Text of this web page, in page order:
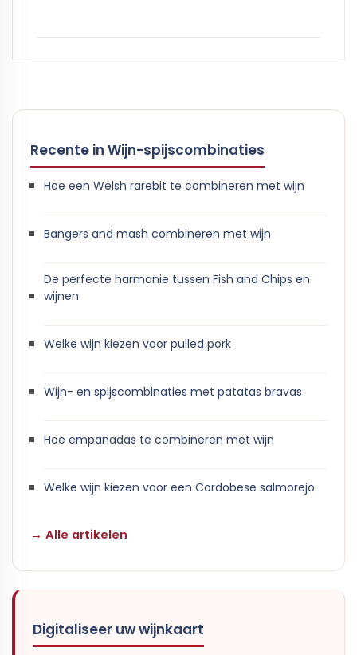
Recente in Wijn-spijscombinaties
Hoe een Welsh rarebit te combineren met wijn
Bangers and mash combineren met wijn
De perfecte harmonie tussen Fish and Chips en
wijnen
Welke wijn kiezen voor pulled pork
Wijn- en spijscombinaties met patatas bravas
Hoe empanadas te combineren met wijn
Welke wijn kiezen voor een Cordobese salmorejo
→ Alle artikelen
Digitaliseer uw wijnkaart